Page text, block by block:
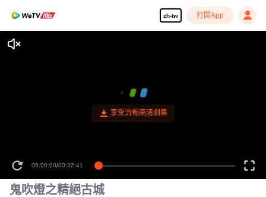
zh-tw 打開App
享受流暢高清劇集
00:00:00/00:32:41
鬼吹燈之精絕古城